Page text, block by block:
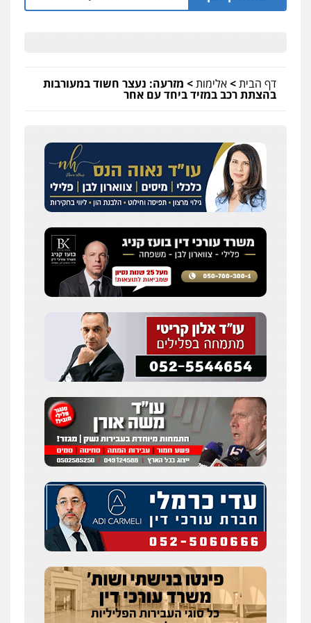
דף הבית>אלימות> מזרעה: נעצר חשוד במעורבות
בהצתת רכב במזיד ביחד עם אחר